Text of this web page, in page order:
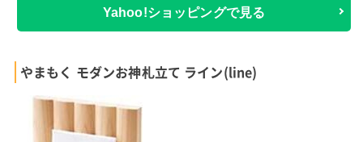
Yahoo!ショッピングで見る
やまもく モダンお神札立て ライン(line)